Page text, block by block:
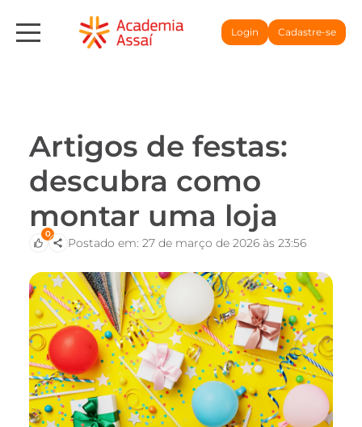
Login Cadastre-se
Artigos de festas:
descubra como
montar uma loja
0
Postado em: 27 de março de 2026 às 23:56